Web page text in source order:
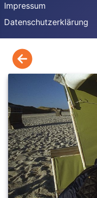
Impressum
Datenschutzerklärung